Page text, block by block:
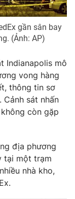
Việt
bằng AI
gần sân bay
(Ảnh: AP)
Indianapolis mô
vong hàng
thông tin sơ
sát nhấn
còn gặp
địa phương
tại một trạm
nhà kho,